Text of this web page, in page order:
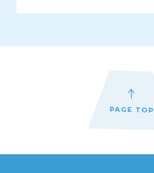
PAGE TOP